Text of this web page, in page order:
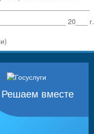
20___ г.
Решаем вместе